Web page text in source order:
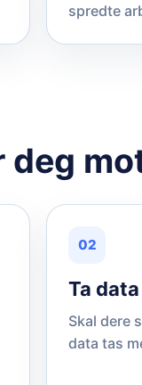
spredte
deg
02
Ta
Skal dere
data tas